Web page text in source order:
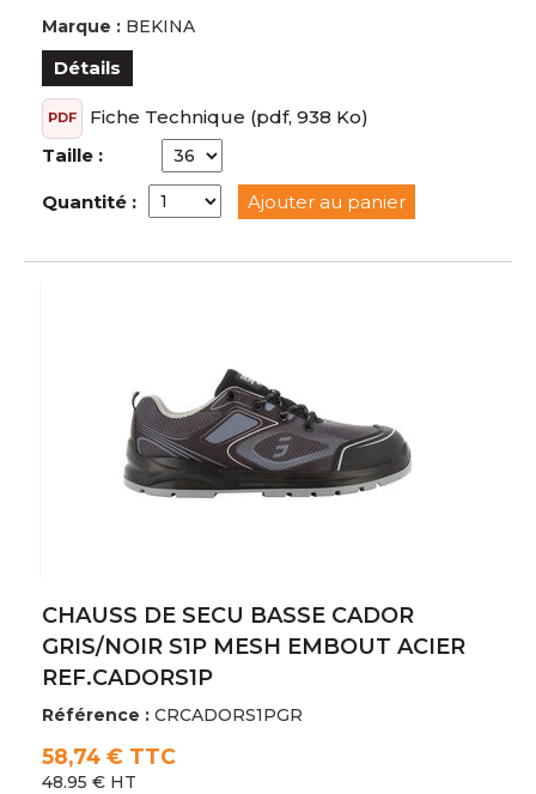
Marque : BEKINA
Détails
PDF Fiche Technique (pdf, 938 Ko)
Taille :
Quantité : Ajouter au panier
CHAUSS DE SECU BASSE CADOR
GRIS/NOIR S1P MESH EMBOUT ACIER
REF.CADORS1P
Référence : CRCADORS1PGR
58,74 € TTC
48.95 € HT